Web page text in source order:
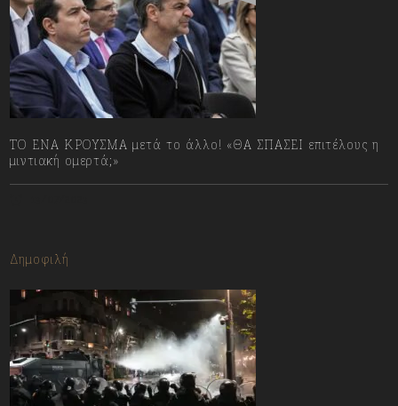
ΤΟ ΕΝΑ ΚΡΟΥΣΜΑ μετά το άλλο! «ΘΑ ΣΠΑΣΕΙ επιτέλους η
μιντιακή ομερτά;»
Δημοφιλή